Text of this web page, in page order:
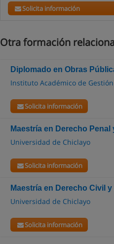
Solicita información
Otra formación
Diplomado en Obras
Instituto Académico de
Solicita información
Maestría en Derecho Penal
Universidad de Chiclayo
Solicita información
Maestría en Derecho Civil
Universidad de Chiclayo
Solicita información